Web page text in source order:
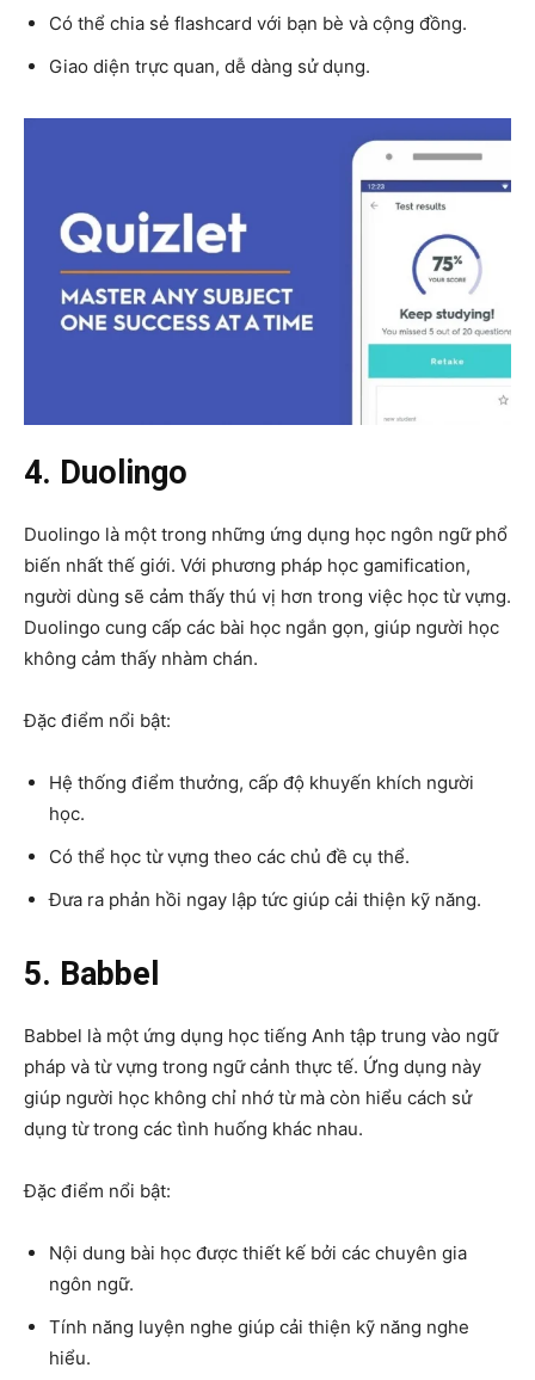
Có thể chia sẻ flashcard với bạn bè và cộng đồng.
Giao diện trực quan, dễ dàng sử dụng.
4. Duolingo
Duolingo là một trong những ứng dụng học ngôn ngữ phổ
biến nhất thế giới. Với phương pháp học gamification,
người dùng sẽ cảm thấy thú vị hơn trong việc học từ vựng.
Duolingo cung cấp các bài học ngắn gọn, giúp người học
không cảm thấy nhàm chán.
Đặc điểm nổi bật:
Hệ thống điểm thưởng, cấp độ khuyến khích người
học.
Có thể học từ vựng theo các chủ đề cụ thể.
Đưa ra phản hồi ngay lập tức giúp cải thiện kỹ năng.
5. Babbel
Babbel là một ứng dụng học tiếng Anh tập trung vào ngữ
pháp và từ vựng trong ngữ cảnh thực tế. Ứng dụng này
giúp người học không chỉ nhớ từ mà còn hiểu cách sử
dụng từ trong các tình huống khác nhau.
Đặc điểm nổi bật:
Nội dung bài học được thiết kế bởi các chuyên gia
ngôn ngữ.
Tính năng luyện nghe giúp cải thiện kỹ năng nghe
hiểu.